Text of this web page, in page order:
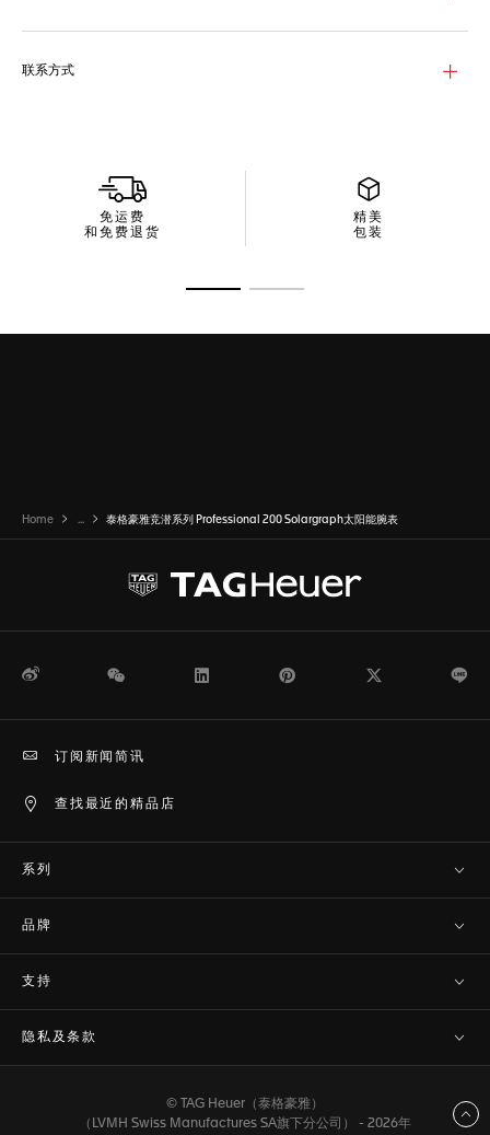
联系方式
免运费
和免费退货
精美
包装
Home ... 泰格豪雅竞潜系列 Professional 200 Solargraph太阳能腕表
微博 WeChat Pinterest
查找最近的精品店
订阅新闻简讯
系列
品牌
支持
隐私及条款
© TAG Heuer（泰格豪雅）
（LVMH Swiss Manufactures SA旗下分公司） - 2026年
返回顶部